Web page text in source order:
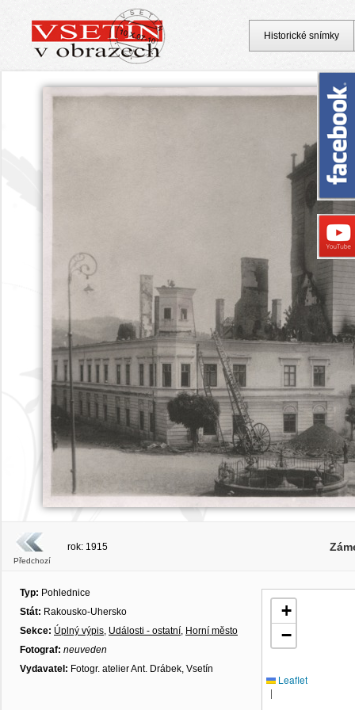
Předchozí
rok: 1915
Typ: Pohlednice
Stát: Rakousko-Uhersko
Sekce: Úplný výpis, Události - ostatní, Horní město
Fotograf: neuveden
Vydavatel: Fotogr. atelier Ant. Drábek, Vsetín
+
−
Leaflet
|
Historické snímky